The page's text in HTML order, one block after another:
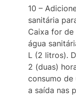
10 –
sanitária
Caixa for
água
L (2 litros).
2 (duas)
consumo de
a saída nas